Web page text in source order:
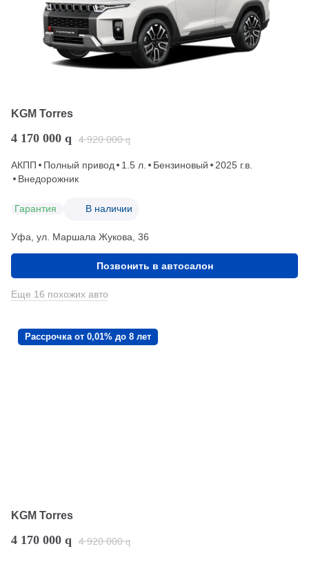
KGM Torres
4 170 000 q 4 920 000 q
АКПП Полный привод 1.5 л. Бензиновый
2025 г.в.
Внедорожник
Гарантия В наличии
Уфа, ул. Маршала Жукова, 36
Позвонить в автосалон
Еще 16 похожих авто
Рассрочка от 0,01% до 8 лет
KGM Torres
4 170 000 q 4 920 000 q